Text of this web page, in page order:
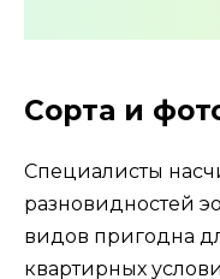
Сорта и
Специалисты
разновидностей
видов пригодна
квартирных